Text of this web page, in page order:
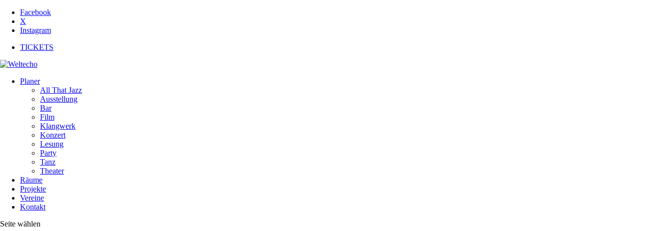
Facebook
X
Instagram
TICKETS
Planer
All That Jazz
Ausstellung
Bar
Film
Klangwerk
Konzert
Lesung
Party
Tanz
Theater
Räume
Projekte
Vereine
Kontakt
Seite wählen